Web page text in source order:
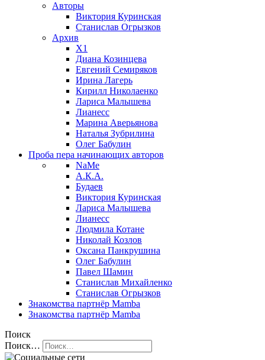
Авторы
Виктория Куринская
Станислав Огрызков
Архив
X1
Диана Козинцева
Евгений Семиряков
Ирина Лагерь
Кирилл Николаенко
Лариса Малышева
Лианесс
Марина Аверьянова
Наталья Зубрилина
Олег Бабулин
Проба пера начинающих авторов
NaMe
А.К.А.
Будаев
Виктория Куринская
Лариса Малышева
Лианесс
Людмила Котане
Николай Козлов
Оксана Панкрушина
Олег Бабулин
Павел Шамин
Станислав Михайленко
Станислав Огрызков
Знакомства партнёр Mamba
Знакомства партнёр Mamba
Поиск
Поиск…